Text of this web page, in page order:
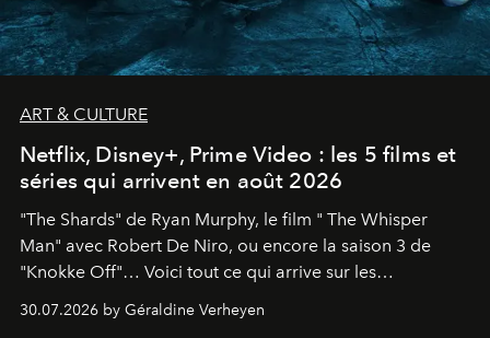
ART & CULTURE
Netflix, Disney+, Prime Video : les 5 films et
séries qui arrivent en août 2026
"The Shards" de Ryan Murphy, le film " The Whisper
Man" avec Robert De Niro, ou encore la saison 3 de
"Knokke Off"… Voici tout ce qui arrive sur les
plateformes de streaming en août 2026.
30.07.2026 by Géraldine Verheyen